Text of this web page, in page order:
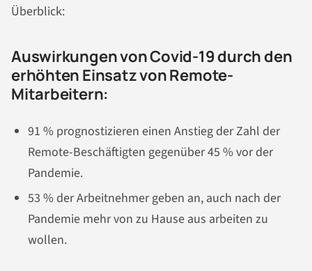
Überblick:
Auswirkungen von Covid-19 durch den
erhöhten Einsatz von Remote-
Mitarbeitern:
91 % prognostizieren einen Anstieg der Zahl der
Remote-Beschäftigten gegenüber 45 % vor der
Pandemie.
53 % der Arbeitnehmer geben an, auch nach der
Pandemie mehr von zu Hause aus arbeiten zu
wollen.